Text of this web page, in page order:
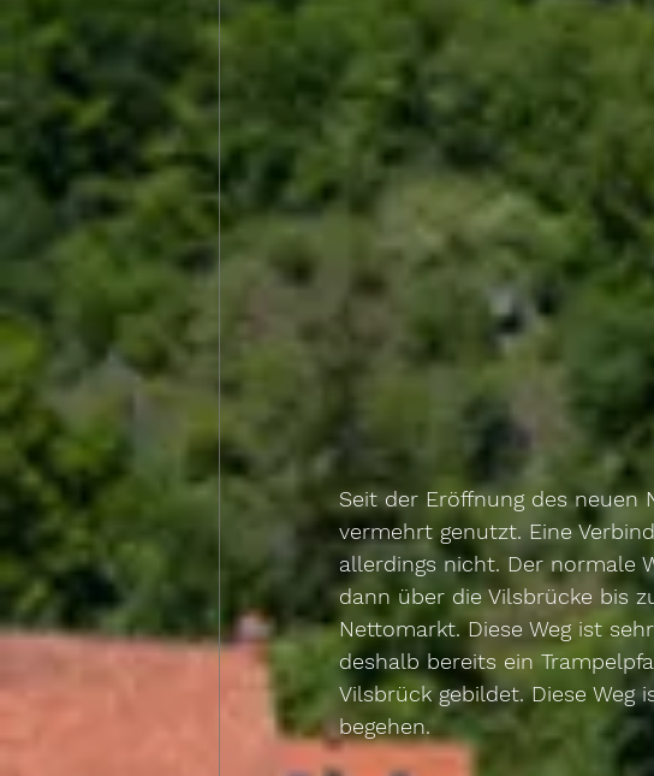
Seit der Eröffnung des
vermehrt genutzt. Eine
allerdings nicht. Der normale
dann über die Vilsbrücke bis
Nettomarkt. Diese Weg ist
deshalb bereits ein
Vilsbrück gebildet. Diese
begehen.